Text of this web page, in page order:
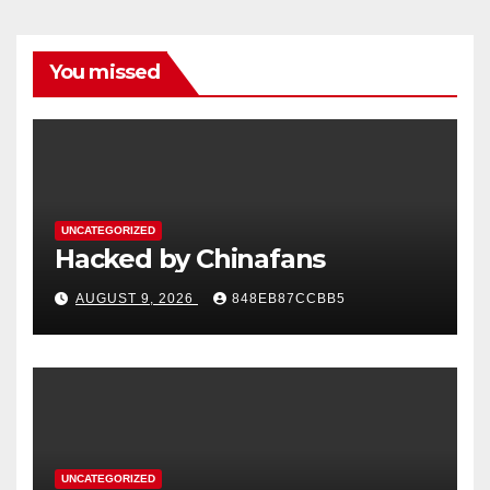
You missed
UNCATEGORIZED
Hacked by Chinafans
AUGUST 9, 2026 848EB87CCBB5
UNCATEGORIZED